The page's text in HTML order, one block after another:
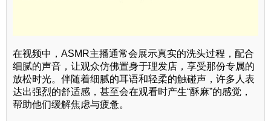
在视频中，ASMR主播通常会展示真实的洗头过程，配合
细腻的声音，让观众仿佛置身于理发店，享受那份专属的
放松时光。伴随着细腻的耳语和轻柔的触碰声，许多人表
达出强烈的舒适感，甚至会在观看时产生“酥麻”的感觉，
帮助他们缓解焦虑与疲惫。